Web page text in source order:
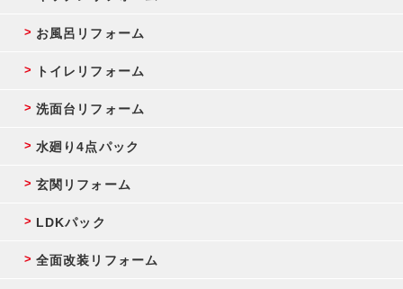
お風呂リフォーム
トイレリフォーム
洗面台リフォーム
水廻り4点パック
玄関リフォーム
LDKパック
全面改装リフォーム